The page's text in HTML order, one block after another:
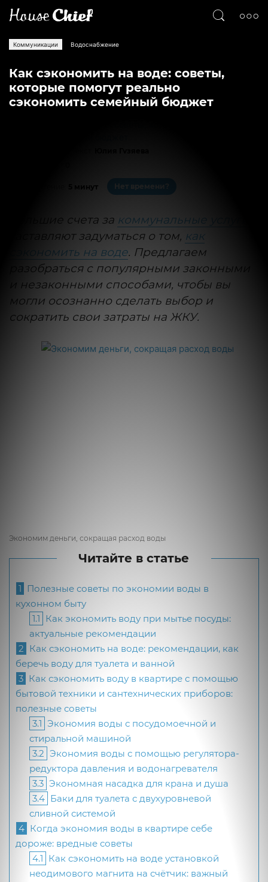
Коммуникации Водоснабжение
Как сэкономить на воде: советы,
которые помогут реально
сэкономить семейный бюджет
5 минут Нет времени?
Большие счета за коммунальные услуги
заставляют задуматься о том, как
сэкономить на воде. Предлагаем
разобраться с популярными законными
и незаконными способами, чтобы вы
могли осознанно сделать выбор и
сократить свои затраты на ЖКУ.
Экономим деньги, сокращая расход воды
Читайте в статье
1 Полезные советы по экономии воды в
кухонном быту
1.1 Как экономить воду при мытье посуды:
актуальные рекомендации
2 Как сэкономить на воде: рекомендации, как
беречь воду для туалета и ванной
3 Как сэкономить воду в квартире с помощью
бытовой техники и сантехнических приборов:
полезные советы
3.1 Экономия воды с посудомоечной и
стиральной машиной
3.2 Экономия воды с помощью регулятора-
редуктора давления и водонагревателя
3.3 Экономная насадка для крана и душа
3.4 Баки для туалета с двухуровневой
сливной системой
4 Когда экономия воды в квартире себе
дороже: вредные советы
4.1 Как сэкономить на воде установкой
неодимового магнита на счётчик: важный